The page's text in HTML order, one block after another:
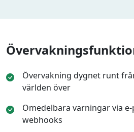
Övervakning dygnet runt
världen över
Omedelbara varningar via
webhooks